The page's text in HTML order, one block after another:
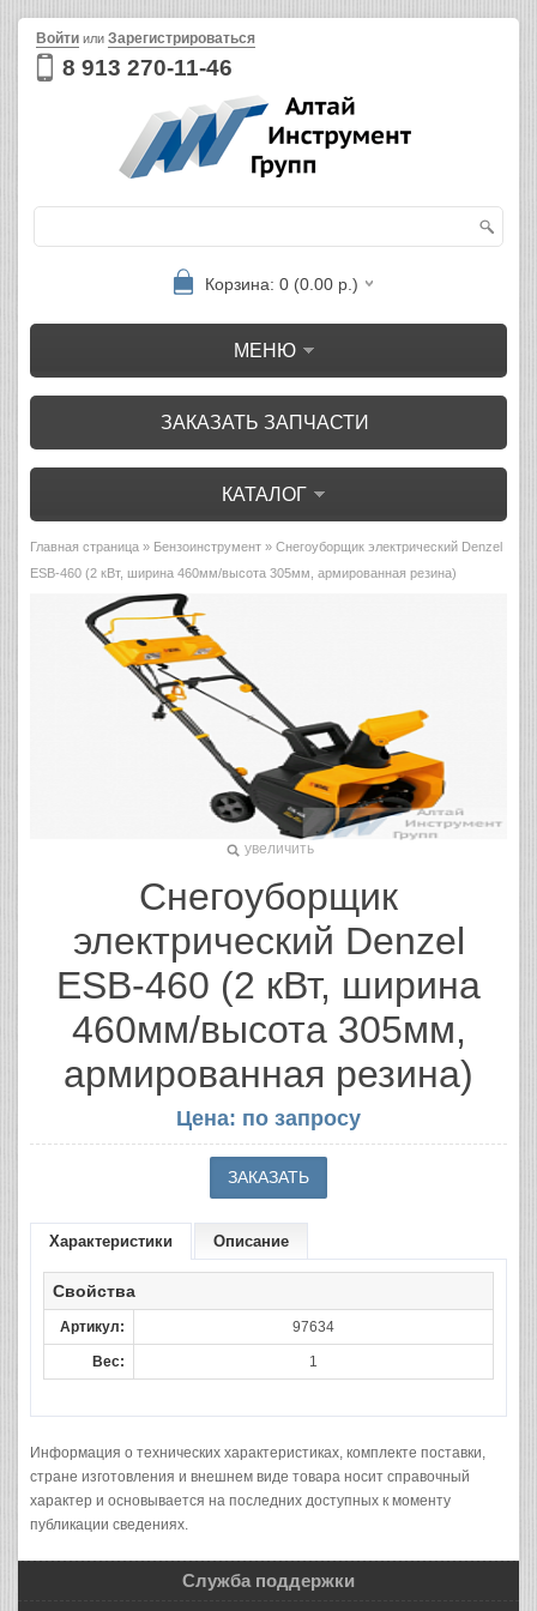
8 913 270-11-46
Войти или Зарегистрироваться
Корзина: 0 (0.00 р.)
МЕНЮ
ЗАКАЗАТЬ ЗАПЧАСТИ
КАТАЛОГ
Главная страница » Бензоинструмент » Снегоуборщик электрический Denzel
ESB-460 (2 кВт, ширина 460мм/высота 305мм, армированная резина)
увеличить
Снегоуборщик
электрический Denzel
ESB-460 (2 кВт, ширина
460мм/высота 305мм,
армированная резина)
Цена: по запросу
Характеристики Описание
Свойства
Артикул: 97634
Вес: 1
Информация о технических характеристиках, комплекте поставки,
стране изготовления и внешнем виде товара носит справочный
характер и основывается на последних доступных к моменту
публикации сведениях.
Служба поддержки